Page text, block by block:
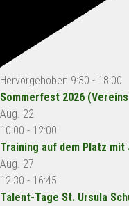
Hervorgehoben 9:30 - 18:00
Sommerfest 2026
Aug. 22
10:00 - 12:00
Training auf dem Platz mit
Aug. 27
12:30 - 16:45
Talent-Tage St. Ursula